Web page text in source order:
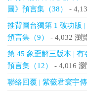
圖》預言集（38）
-
推背圖台獨第 1 破功版
預言集（9）
- 4,032 瀏
第 45 象歪解三版本 | 有
預言集（12）
- 4,016
聯絡回覆 | 紫薇君寰宇